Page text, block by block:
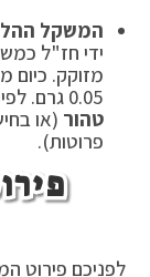
המשקל
ידי חז"ל
מזוקק. כיום
0.05 גרם. לפיכך, חצי שעורה שווה ל-
טהור
פרוטות).
לפניכם פירוט